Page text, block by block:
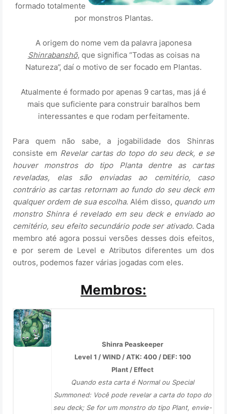
formado totalmente
por monstros Plantas.
A origem do nome vem da palavra japonesa
Shinrabanshō, que significa “Todas as coisas na
Natureza”, daí o motivo de ser focado em Plantas.
Atualmente é formado por apenas 9 cartas, mas já é
mais que suficiente para construir baralhos bem
interessantes e que rodam perfeitamente.
Para quem não sabe, a jogabilidade dos Shinras
consiste em Revelar cartas do topo do seu deck, e se
houver monstros do tipo Planta dentre as cartas
reveladas, elas são enviadas ao cemitério, caso
contrário as cartas retornam ao fundo do seu deck em
qualquer ordem de sua escolha. Além disso, quando um
monstro Shinra é revelado em seu deck e enviado ao
cemitério, seu efeito secundário pode ser ativado. Cada
membro até agora possui versões desses dois efeitos,
e por serem de Level e Atributos diferentes um dos
outros, podemos fazer várias jogadas com eles.
Membros:
Shinra Peaskeeper
Level 1 / WIND / ATK: 400 / DEF: 100
Plant / Effect
Quando esta carta é Normal ou Special
Summoned: Você pode revelar a carta do topo do
seu deck; Se for um monstro do tipo Plant, envie-